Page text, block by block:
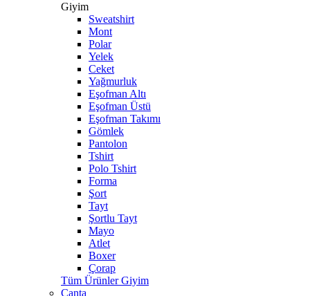
Giyim
Sweatshirt
Mont
Polar
Yelek
Ceket
Yağmurluk
Eşofman Altı
Eşofman Üstü
Eşofman Takımı
Gömlek
Pantolon
Tshirt
Polo Tshirt
Forma
Şort
Tayt
Şortlu Tayt
Mayo
Atlet
Boxer
Çorap
Tüm Ürünler Giyim
Çanta